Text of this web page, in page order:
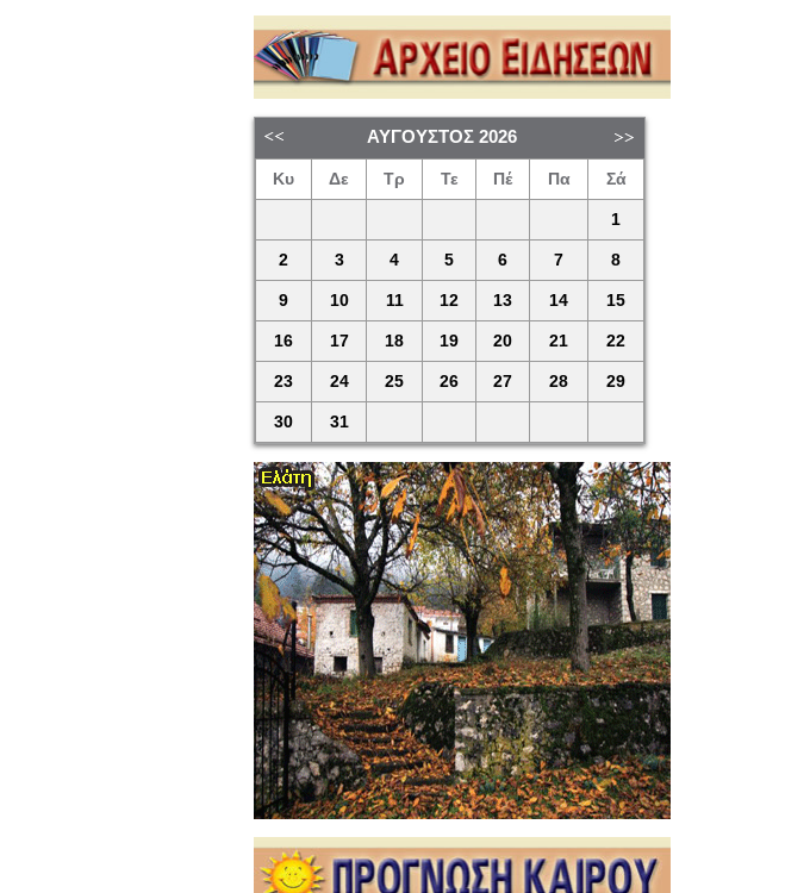
ΑΎΓΟΥΣΤΟΣ 2026
Κυ Δε Τρ Τε Πέ Πα Σά
1
2 3 4 5 6 7 8
9 10 11 12 13 14 15
16 17 18 19 20 21 22
23 24 25 26 27 28 29
30 31